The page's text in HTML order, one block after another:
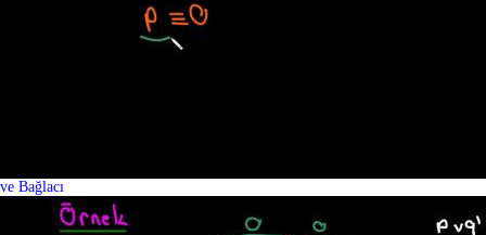
ve Bağlacı